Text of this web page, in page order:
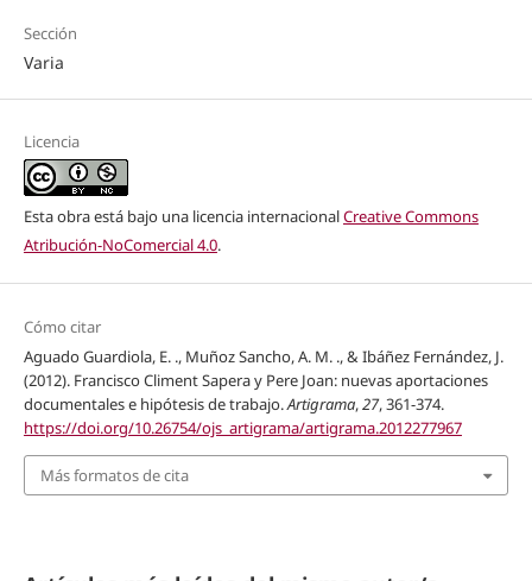
Sección
Varia
Licencia
Esta obra está bajo una licencia internacionalCreative Commons
Atribución-NoComercial 4.0.
Cómo citar
Aguado Guardiola, E. ., Muñoz Sancho, A. M. ., & Ibáñez Fernández, J.
(2012). Francisco Climent Sapera y Pere Joan: nuevas aportaciones
documentales e hipótesis de trabajo.Artigrama,27, 361-374.
https://doi.org/10.26754/ojs_artigrama/artigrama.2012277967
Más formatos de cita